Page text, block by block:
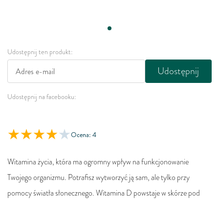
Udostępnij ten produkt:
Udostępnij
Udostępnij na facebooku:
Ocena: 4
Witamina życia, która ma ogromny wpływ na funkcjonowanie
Twojego organizmu. Potrafisz wytworzyć ją sam, ale tylko przy
pomocy światła słonecznego. Witamina D powstaje w skórze pod